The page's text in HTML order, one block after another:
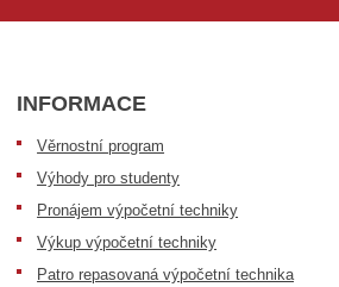
INFORMACE
Věrnostní program
Výhody pro studenty
Pronájem výpočetní techniky
Výkup výpočetní techniky
Patro repasovaná výpočetní technika